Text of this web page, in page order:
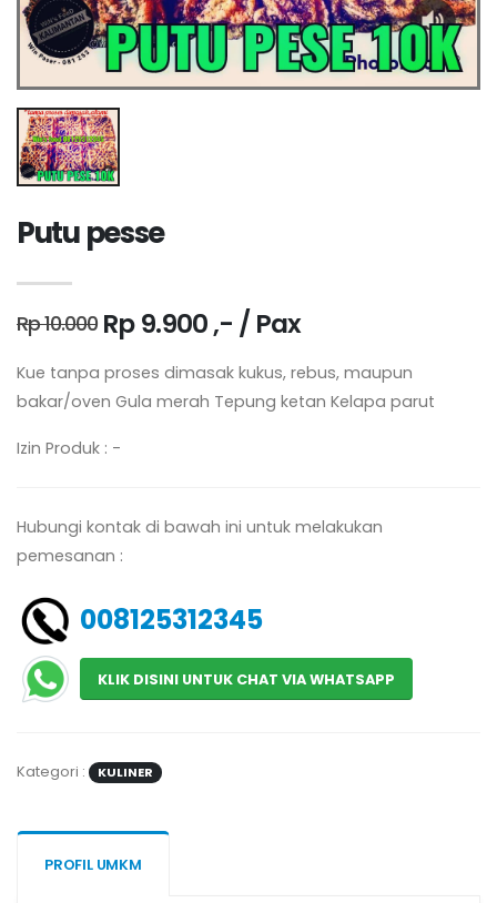
Putu pesse
Rp 9.900 ,- / Pax
Rp 10.000
Kue tanpa proses dimasak kukus, rebus, maupun
bakar/oven Gula merah Tepung ketan Kelapa parut
Izin Produk : -
Hubungi kontak di bawah ini untuk melakukan
pemesanan :
008125312345
KLIK DISINI UNTUK CHAT VIA WHATSAPP
Kategori : KULINER
PROFIL UMKM